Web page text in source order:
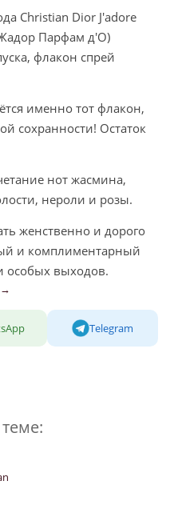
Christian Dior J'adore
Парфам д'О)
флакон спрей
именно тот флакон,
сохранности! Остаток
нот жасмина,
нероли и розы.
женственно и дорого
и комплиментарный
особых выходов.
→
Telegram